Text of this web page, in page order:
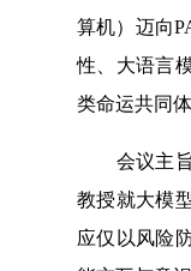
算机）迈向
性、大语言
类命运共同
会议主旨
教授就大模
应仅以风险